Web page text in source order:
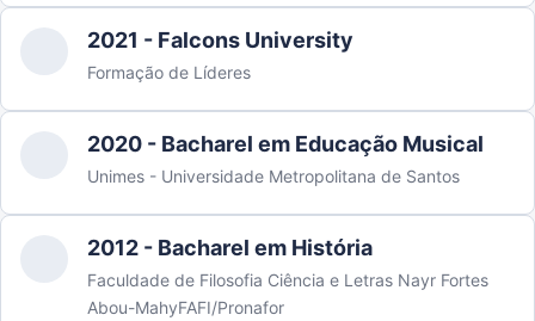
2021 - Falcons University
Formação de Líderes
2020 - Bacharel em Educação Musical
Unimes - Universidade Metropolitana de Santos
2012 - Bacharel em História
Faculdade de Filosofia Ciência e Letras Nayr Fortes
Abou-MahyFAFI/Pronafor